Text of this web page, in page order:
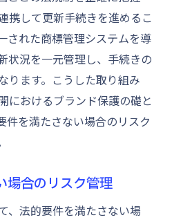
携して更新手続きを進めるこ
された商標管理システムを導
状況を一元管理し、手続きの
ります。こうした取り組み
におけるブランド保護の礎と
件を満たさない場合のリスク
場合のリスク管理
、法的要件を満たさない場